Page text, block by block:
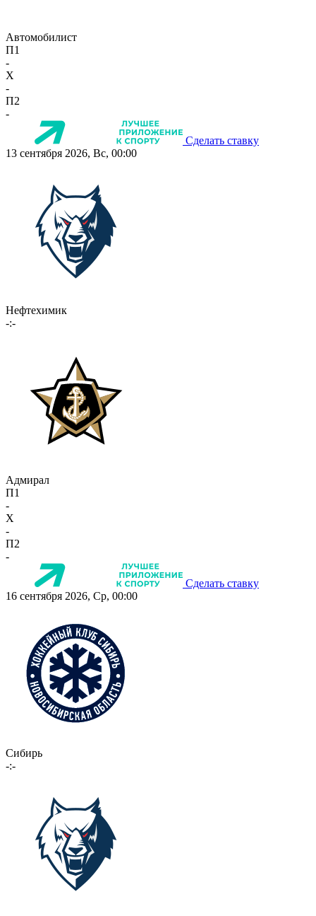
Автомобилист
П1
-
X
-
П2
-
Сделать ставку
13 сентября 2026, Вс, 00:00
Нефтехимик
-:-
Адмирал
П1
-
X
-
П2
-
Сделать ставку
16 сентября 2026, Ср, 00:00
Сибирь
-:-